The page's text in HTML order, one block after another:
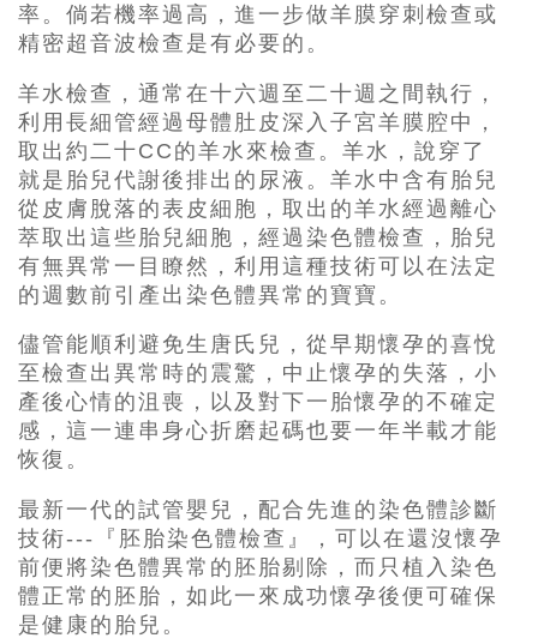
率。倘若機率過高，進一步做羊膜穿刺檢查或
精密超音波檢查是有必要的。
羊水檢查，通常在十六週至二十週之間執行，
利用長細管經過母體肚皮深入子宮羊膜腔中，
取出約二十CC的羊水來檢查。羊水，說穿了
就是胎兒代謝後排出的尿液。羊水中含有胎兒
從皮膚脫落的表皮細胞，取出的羊水經過離心
萃取出這些胎兒細胞，經過染色體檢查，胎兒
有無異常一目瞭然，利用這種技術可以在法定
的週數前引產出染色體異常的寶寶。
儘管能順利避免生唐氏兒，從早期懷孕的喜悅
至檢查出異常時的震驚，中止懷孕的失落，小
產後心情的沮喪，以及對下一胎懷孕的不確定
感，這一連串身心折磨起碼也要一年半載才能
恢復。
最新一代的試管嬰兒，配合先進的染色體診斷
技術---『胚胎染色體檢查』，可以在還沒懷孕
前便將染色體異常的胚胎剔除，而只植入染色
體正常的胚胎，如此一來成功懷孕後便可確保
是健康的胎兒。